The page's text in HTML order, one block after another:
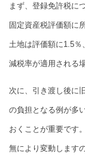
まず、登録免許税に
固定資産税評価額に
土地は評価額に1.5
減税率が適用される
次に、引き渡し後に
の負担となる例が多
おくことが重要です
無により変動します